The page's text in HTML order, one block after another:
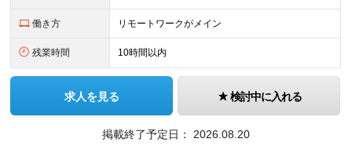
働き方 リモートワークがメイン
残業時間 10時間以内
求人を見る 検討中に入れる
掲載終了予定日： 2026.08.20